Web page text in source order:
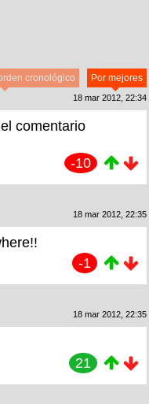
Por mejores
cronológico
18 mar 2012, 22:34
comentario
-10
18 mar 2012, 22:35
-1
18 mar 2012, 22:35
21